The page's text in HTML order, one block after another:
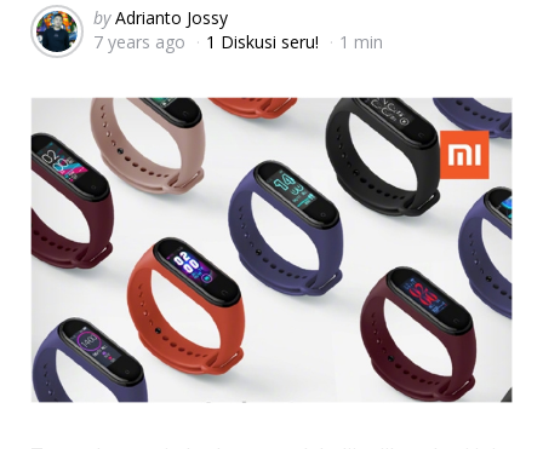
Posted
by
by Adrianto Jossy
7 years ago
1 Diskusi seru! 1 min